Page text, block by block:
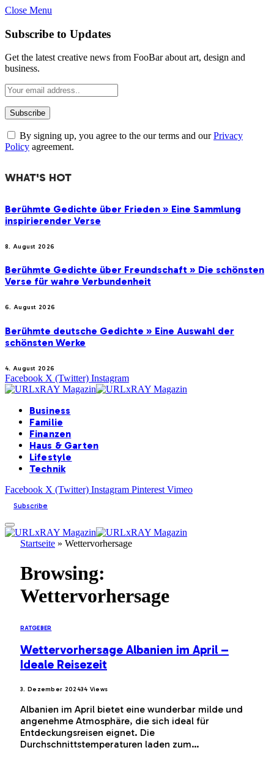
Close Menu
Subscribe to Updates
Get the latest creative news from FooBar about art, design and
business.
By signing up, you agree to the our terms and ourPrivacy
Policy agreement.
WHAT'S HOT
Berühmte Gedichte über Frieden » Eine Sammlung
inspirierender Verse
8. August 2026
Berühmte Gedichte über Freundschaft » Die schönsten
Verse für wahre Verbundenheit
6. August 2026
Berühmte deutsche Gedichte » Eine Auswahl der
schönsten Werke
4. August 2026
Facebook X (Twitter) Instagram
Business
Familie
Finanzen
Haus & Garten
Lifestyle
Technik
Facebook X (Twitter) Instagram Pinterest Vimeo
Subscribe
Startseite » Wettervorhersage
Browsing:
Wettervorhersage
RATGEBER
Wettervorhersage Albanien im April –
Ideale Reisezeit
3. Dezember 202434 Views
Albanien im April bietet eine wunderbar milde und
angenehme Atmosphäre, die sich ideal für
Entdeckungsreisen eignet. Die
Durchschnittstemperaturen laden zum…